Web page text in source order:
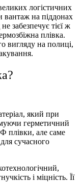
логістичних
вантаж на піддонах
забезпечує тієї ж
плівка.
вигляду на полиці,
який при
герметичний
але саме
сучасного
і міцність. Її